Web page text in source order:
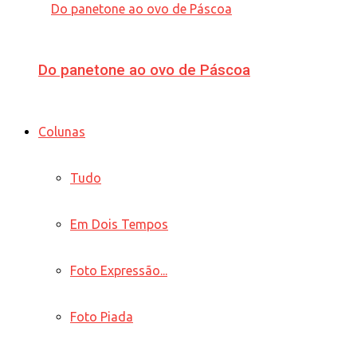
Do panetone ao ovo de Páscoa
Colunas
Tudo
Em Dois Tempos
Foto Expressão...
Foto Piada